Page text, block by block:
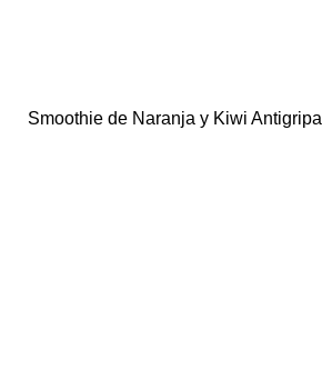
Smoothie de Naranja y Kiwi Antigripal